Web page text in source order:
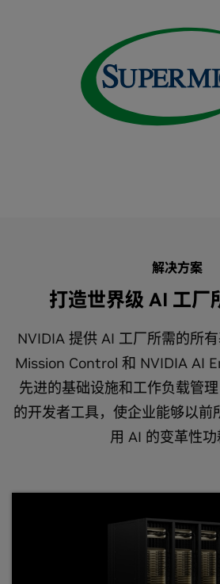
解决方案
打造世界级 AI 工厂
NVIDIA 提供 AI 工厂所需的所
Mission Control 和 NVIDIA AI
先进的基础设施和工作负载管
的开发者工具，使企业能够以前
用 AI 的变革性功